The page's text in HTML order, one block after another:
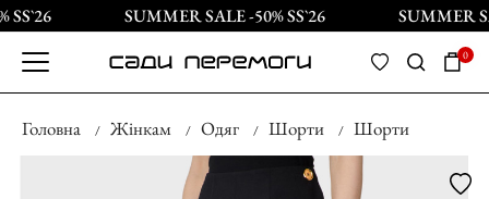
SUMMER SALE -50% SS`26 SUMMER
0
Головна Жінкам Одяг Шорти Шорти